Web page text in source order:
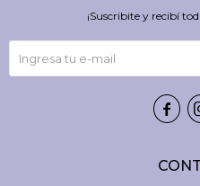
¡Suscribite y recibí
